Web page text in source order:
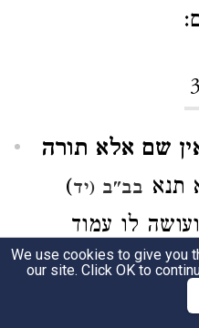
שם אלא תורה
תנא בב"ב (יד)
לו עמוד
ובין בסופו
וכדמוקי ר"א
We use cookies to give you
our site. Click OK to